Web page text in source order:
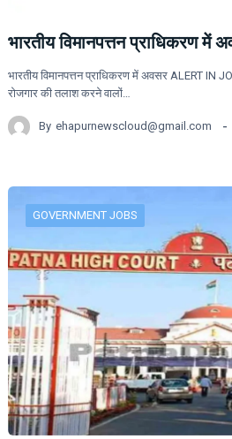
भारतीय विमानपत्तन प्राधिकरण में
भारतीय विमानपत्तन प्राधिकरण में अवसर ALERT IN
रोजगार की तलाश करने वालों…
By ehapurnewscloud@gmail.com
GOVERNMENT JOBS